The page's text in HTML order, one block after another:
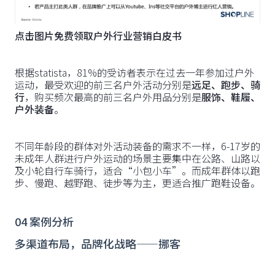
点击图片免费领取户外行业营销白皮书
根据statista，81%的受访者表示在过去一年参加过户外
运动，最受欢迎的前三名户外活动分别是远足、跑步、骑
行，购买频次最高的前三名户外用品分别是服饰、鞋履、
户外装备。
不同年龄段的群体对外活动装备的需求不一样，6-17岁的
未成年人群进行户外运动的场景主要集中在公路、山路以
及小轮自行车骑行，适合“小包小车”。而成年群体以跑
步、慢跑、越野跑、徒步等为主，更适合推广跑鞋设备。
04 案例分析
多渠道布局，品牌化战略——挪客